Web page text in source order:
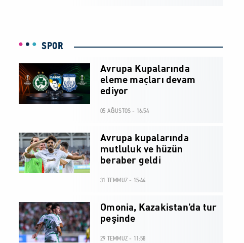
SPOR
Avrupa Kupalarında
eleme maçları devam
ediyor
05 AĞUSTOS - 16:54
Avrupa kupalarında
mutluluk ve hüzün
beraber geldi
31 TEMMUZ - 15:44
Omonia, Kazakistan'da tur
peşinde
29 TEMMUZ - 11:58